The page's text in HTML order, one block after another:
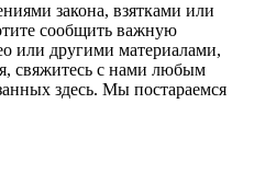
закона, взятками или
сообщить важную
или другими материалами,
свяжитесь с нами любым
здесь. Мы постараемся